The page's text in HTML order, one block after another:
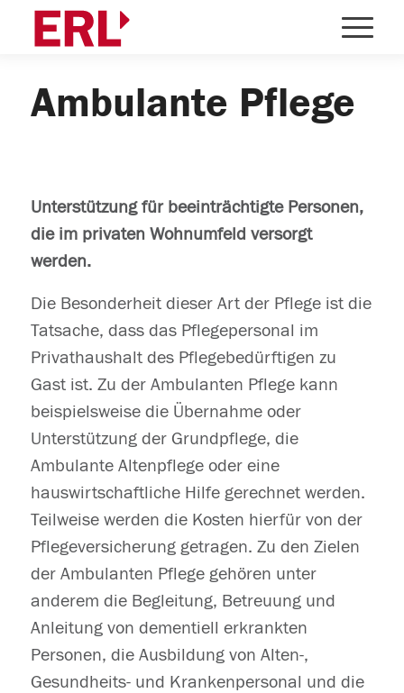
Ambulante Pflege
Unterstützung für beeinträchtigte Personen,
die im privaten Wohnumfeld versorgt
werden.
Die Besonderheit dieser Art der Pflege ist die
Tatsache, dass das Pflegepersonal im
Privathaushalt des Pflegebedürftigen zu
Gast ist. Zu der Ambulanten Pflege kann
beispielsweise die Übernahme oder
Unterstützung der Grundpflege, die
Ambulante Altenpflege oder eine
hauswirtschaftliche Hilfe gerechnet werden.
Teilweise werden die Kosten hierfür von der
Pflegeversicherung getragen. Zu den Zielen
der Ambulanten Pflege gehören unter
anderem die Begleitung, Betreuung und
Anleitung von dementiell erkrankten
Personen, die Ausbildung von Alten-,
Gesundheits- und Krankenpersonal und die